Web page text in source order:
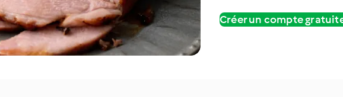
Créer un compte